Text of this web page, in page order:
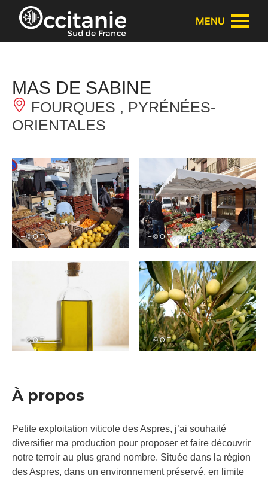
Panneau de gestion des cookies
MENU
MAS DE SABINE
FOURQUES , PYRÉNÉES-
ORIENTALES
– © OIT – © OIT
– © OIT – © OIT
À propos
Petite exploitation viticole des Aspres, j’ai souhaité
diversifier ma production pour proposer et faire découvrir
notre terroir au plus grand nombre. Située dans la région
des Aspres, dans un environnement préservé, en limite